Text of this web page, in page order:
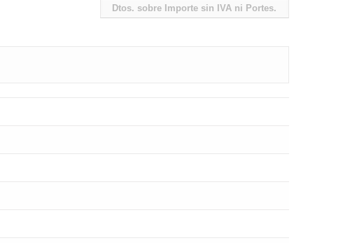
Dtos. sobre Importe sin IVA ni Portes.